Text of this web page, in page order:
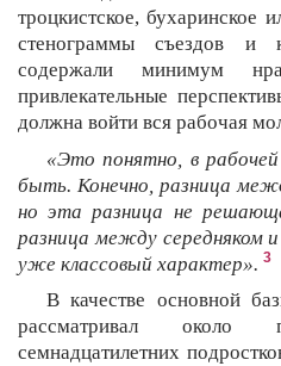
троцкистское, бухаринское
стенограммы съездов и
содержали минимум
привлекательные
должна войти вся рабочая
«Это понятно, в
быть. Конечно, разница
но эта разница не
разница между середняком
уже классовый характер». 3
В качестве основной
рассматривал около
семнадцатилетних